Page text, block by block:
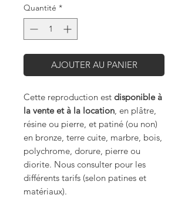
Quantité *
AJOUTER AU PANIER
Cette reproduction est disponible à
la vente et à la location, en plâtre,
résine ou pierre, et patiné (ou non)
en bronze, terre cuite, marbre, bois,
polychrome, dorure, pierre ou
diorite. Nous consulter pour les
différents tarifs (selon patines et
matériaux).